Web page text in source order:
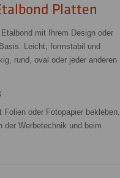
Platten
mit Ihrem Design oder
Leicht, formstabil und
rund, oval oder jeder anderen
oder Fotopapier bekleben.
der Werbetechnik und beim